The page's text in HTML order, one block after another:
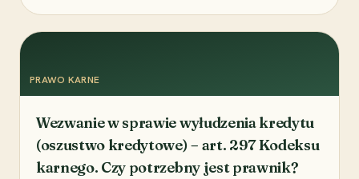
PRAWO KARNE
Wezwanie w sprawie wyłudzenia kredytu
(oszustwo kredytowe) – art. 297 Kodeksu
karnego. Czy potrzebny jest prawnik?